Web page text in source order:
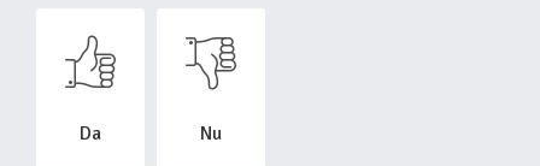
Da Nu